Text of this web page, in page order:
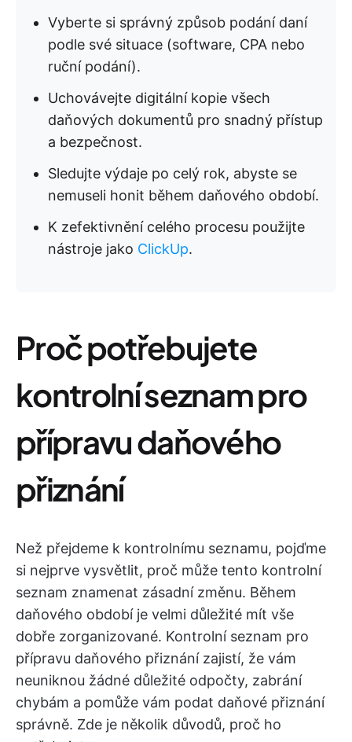
Vyberte si správný způsob podání daní
podle své situace (software, CPA nebo
ruční podání).
Uchovávejte digitální kopie všech
daňových dokumentů pro snadný přístup
a bezpečnost.
Sledujte výdaje po celý rok, abyste se
nemuseli honit během daňového období.
K zefektivnění celého procesu použijte
nástroje jako ClickUp.
Proč potřebujete
kontrolní seznam pro
přípravu daňového
přiznání
Než přejdeme k kontrolnímu seznamu, pojďme
si nejprve vysvětlit, proč může tento kontrolní
seznam znamenat zásadní změnu. Během
daňového období je velmi důležité mít vše
dobře zorganizované. Kontrolní seznam pro
přípravu daňového přiznání zajistí, že vám
neuniknou žádné důležité odpočty, zabrání
chybám a pomůže vám podat daňové přiznání
správně. Zde je několik důvodů, proč ho